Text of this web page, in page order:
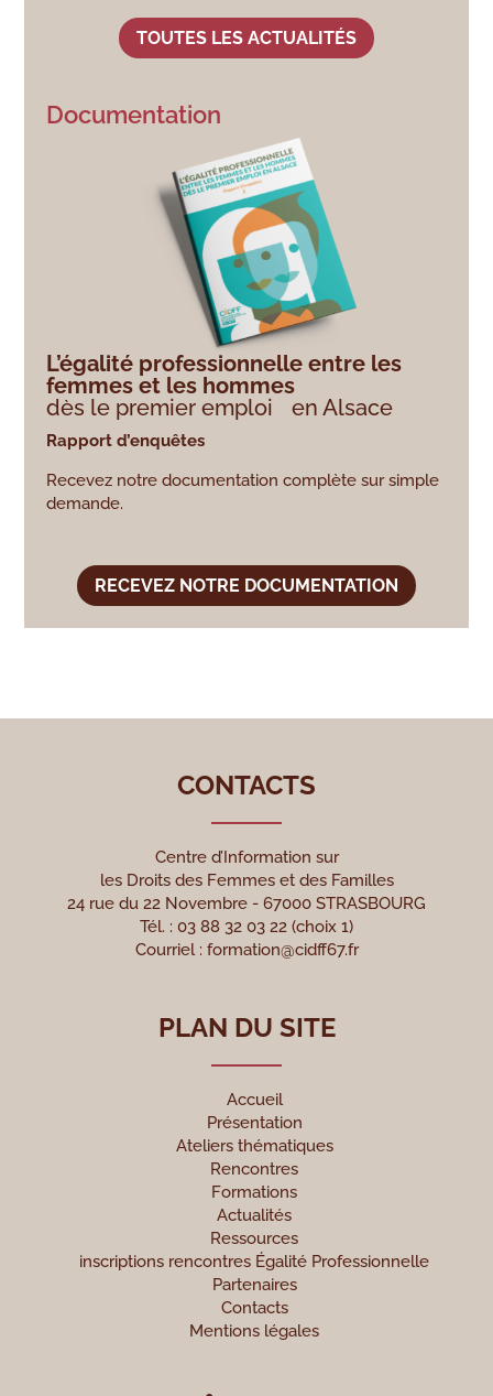
TOUTES LES ACTUALITÉS
Documentation
L’égalité professionnelle entre les
femmes et les hommes
dès le premier emploi en Alsace
Rapport d’enquêtes
Recevez notre documentation complète sur simple
demande.
RECEVEZ NOTRE DOCUMENTATION
CONTACTS
Centre d’Information sur
les Droits des Femmes et des Familles
24 rue du 22 Novembre - 67000 STRASBOURG
Tél. : 03 88 32 03 22 (choix 1)
Courriel : formation@cidff67.fr
PLAN DU SITE
Accueil
Présentation
Ateliers thématiques
Rencontres
Formations
Actualités
Ressources
inscriptions rencontres Égalité Professionnelle
Partenaires
Contacts
Mentions légales